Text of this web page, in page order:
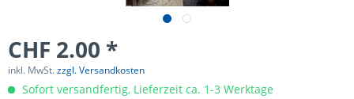
CHF 2.00 *
inkl. MwSt.zzgl. Versandkosten
Sofort versandfertig, Lieferzeit ca. 1-3 Werktage